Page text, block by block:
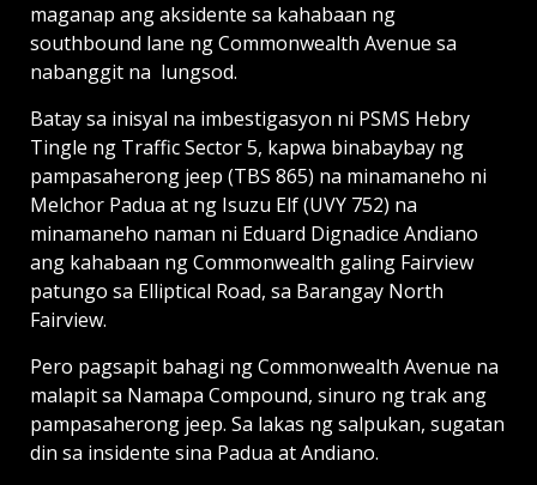
maganap ang aksidente sa kahabaan ng
southbound lane ng Commonwealth Avenue sa
nabanggit na lungsod.
Batay sa inisyal na imbestigasyon ni PSMS Hebry
Tingle ng Traffic Sector 5, kapwa binabaybay ng
pampasaherong jeep (TBS 865) na minamaneho ni
Melchor Padua at ng Isuzu Elf (UVY 752) na
minamaneho naman ni Eduard Dignadice Andiano
ang kahabaan ng Commonwealth galing Fairview
patungo sa Elliptical Road, sa Barangay North
Fairview.
Pero pagsapit bahagi ng Commonwealth Avenue na
malapit sa Namapa Compound, sinuro ng trak ang
pampasaherong jeep. Sa lakas ng salpukan, sugatan
din sa insidente sina Padua at Andiano.